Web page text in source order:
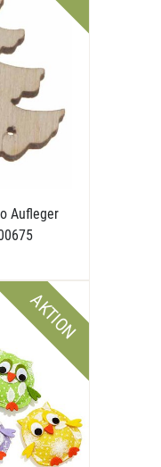
Aufleger
AKTION